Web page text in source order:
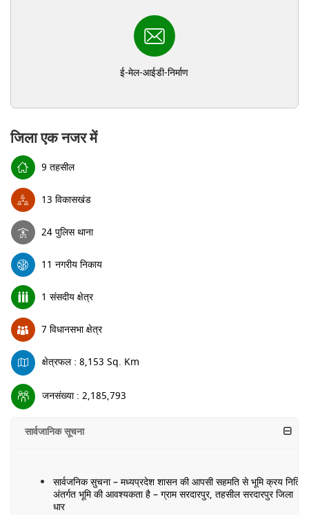
ई-मेल-आईडी-निर्माण
जिला एक नजर में
9 तहसील
13 विकासखंड
24 पुलिस थाना
11 नगरीय निकाय
1 संसदीय क्षेत्र
7 विधानसभा क्षेत्र
क्षेत्रफल : 8,153 Sq. Km
जनसंख्या : 2,185,793
सार्वजानिक सूचना
सार्वजनिक सुचना – मध्यप्रदेश शासन की आपसी सहमति से भूमि क्रय निति
अंतर्गत भूमि की आवश्यकता है – ग्राम सरदारपुर, तहसील सरदारपुर जिला
धार